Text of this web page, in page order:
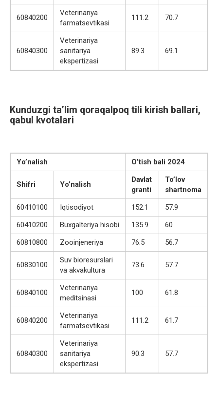
60840200
Veterinariya
farmatsevtikasi
111.2 70.7
60840300
Veterinariya
sanitariya
ekspertizasi
89.3 69.1
Kunduzgi ta’lim qoraqalpoq tili kirish ballari,
qabul kvotalari
Yo’nalish O’tish bali 2024
Shifri Yo’nalish
Davlat
granti
To’lov
shartnoma
60410100
Iqtisodiyot 152.1
57.9
60410200
Buxgalteriya hisobi 135.9
60
60810800
Zooinjeneriya 76.5 56.7
60830100
Suv bioresurslari
va akvakultura
73.6 57.7
60840100
Veterinariya
meditsinasi
100 61.8
60840200
Veterinariya
farmatsevtikasi
111.2 61.7
60840300
Veterinariya
sanitariya
ekspertizasi
90.3 57.7